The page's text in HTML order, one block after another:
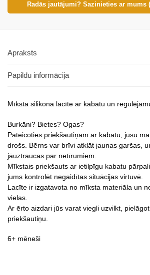
Radās jautājumi? Sazinieties ar mums
Apraksts
Papildu informācija
Mīksta silikona lacīte ar kabatu un
Burkāni? Bietes? Ogas?
Pateicoties priekšautiņam ar kabatu, jūsu
drošs. Bērns var brīvi atklāt jaunas garšas,
jāuztraucas par netīrumiem.
Mīkstais priekšauts ar ietilpīgu kabatu
jums kontrolēt negaidītas situācijas virtuvē.
Lacīte ir izgatavota no mīksta materiāla un
vielas.
Ar ērto aizdari jūs varat viegli uzvilkt,
priekšautiņu.
6+ mēneši